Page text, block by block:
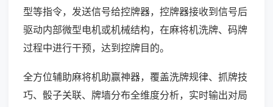
型等指令，发送信号给控牌器，控牌器接收到信号后
驱动内部微型电机或机械结构，在麻将机洗牌、码牌
过程中进行干预，达到控牌目的。
全方位辅助麻将机助赢神器，覆盖洗牌规律、抓牌技
巧、骰子关联、牌墙分布全维度分析，实时输出对局